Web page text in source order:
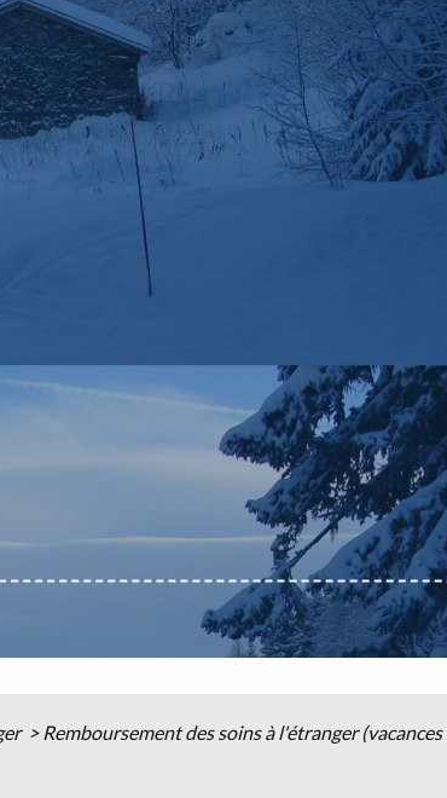
> Remboursement des soins à l'étranger